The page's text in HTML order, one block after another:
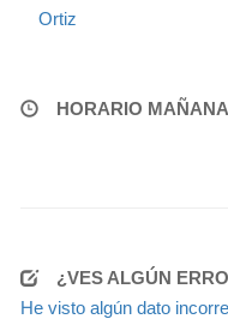
Ortiz
HORARIO MAÑANA
¿VES ALGÚN
He visto algún dato